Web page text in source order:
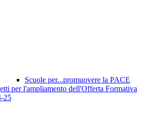
Scuole per...promuovere la PACE
per l'ampliamento dell'Offerta Formativa
25